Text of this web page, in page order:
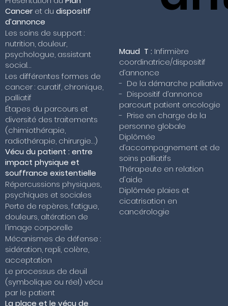
Canceret dudispositif
d’annonce
Les soins de support :
nutrition, douleur,
psychologue, assistant
social…
Les différentes formes de
cancer : curatif, chronique,
palliatif
Étapes du parcours et
diversité des traitements
(chimiothérapie,
radiothérapie, chirurgie…)
Vécu du patient : entre
impact physique et
souffrance existentielle
Répercussions physiques,
psychiques et sociales
Perte de repères, fatigue,
douleurs, altération de
l’image corporelle
Mécanismes de défense :
sidération, repli, colère,
acceptation
Le processus de deuil
(symbolique ou réel) vécu
par le patient
La place et le vécu de
Maud T : Infirmière
coordinatrice/dispositif
d’annonce
- De la démarche palliative
- Dispositif d’annonce
parcourt patient oncologie
- Prise en charge de la
personne globale
Diplômée
d’accompagnement et de
soins palliatifs
Thérapeute en relation
d'aide
Diplômée plaies et
cicatrisation en
cancérologie